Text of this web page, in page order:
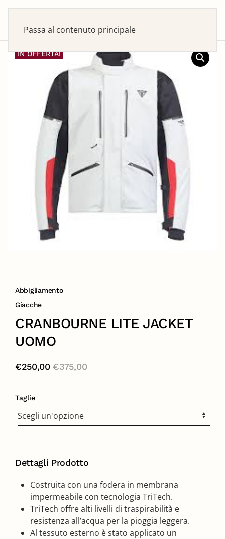
Passa al contenuto principale
IN OFFERTA!
Abbigliamento
Giacche
CRANBOURNE LITE JACKET
UOMO
€250,00 €375,00
Taglie
Dettagli Prodotto
Costruita con una fodera in membrana
impermeabile con tecnologia TriTech.
TriTech offre alti livelli di traspirabilità e
resistenza all’acqua per la pioggia leggera.
Al tessuto esterno è stato applicato un